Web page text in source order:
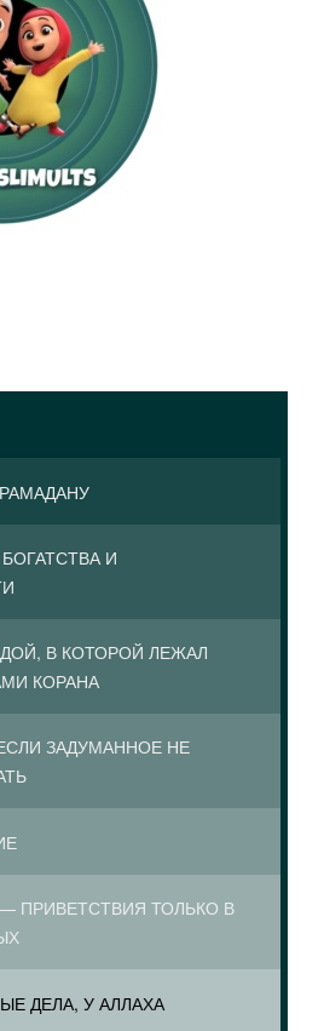
И
В КОТОРОЙ ЛЕЖАЛ
КОРАНА
ЗАДУМАННОЕ НЕ
ПРИВЕТСТВИЯ ТОЛЬКО В
ДЕЛА, У АЛЛАХА